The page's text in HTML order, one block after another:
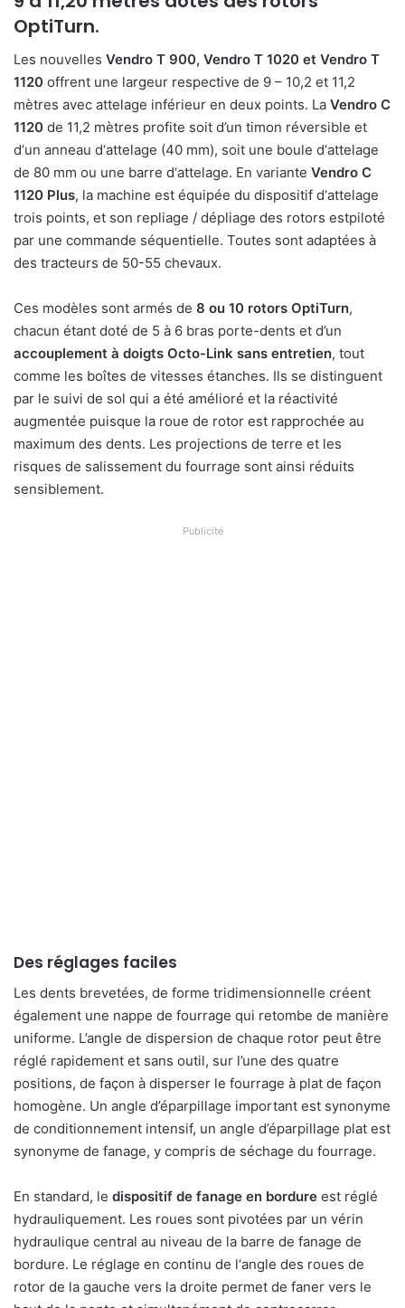
OptiTurn.
Les nouvelles Vendro T 900, Vendro T 1020 et Vendro T
1120 offrent une largeur respective de 9 – 10,2 et 11,2
mètres avec attelage inférieur en deux points. La Vendro C
1120 de 11,2 mètres profite soit d’un timon réversible et
d‘un anneau d‘attelage (40 mm), soit une boule d‘attelage
de 80 mm ou une barre d‘attelage. En variante Vendro C
1120 Plus, la machine est équipée du dispositif d‘attelage
trois points, et son repliage / dépliage des rotors estpiloté
par une commande séquentielle. Toutes sont adaptées à
des tracteurs de 50-55 chevaux.
Ces modèles sont armés de 8 ou 10 rotors OptiTurn,
chacun étant doté de 5 à 6 bras porte-dents et d’un
accouplement à doigts Octo-Link sans entretien, tout
comme les boîtes de vitesses étanches. Ils se distinguent
par le suivi de sol qui a été amélioré et la réactivité
augmentée puisque la roue de rotor est rapprochée au
maximum des dents. Les projections de terre et les
risques de salissement du fourrage sont ainsi réduits
sensiblement.
Publicité
Des réglages faciles
Les dents brevetées, de forme tridimensionnelle créent
également une nappe de fourrage qui retombe de manière
uniforme. L’angle de dispersion de chaque rotor peut être
réglé rapidement et sans outil, sur l’une des quatre
positions, de façon à disperser le fourrage à plat de façon
homogène. Un angle d’éparpillage important est synonyme
de conditionnement intensif, un angle d’éparpillage plat est
synonyme de fanage, y compris de séchage du fourrage.
En standard, le dispositif de fanage en bordure est réglé
hydrauliquement. Les roues sont pivotées par un vérin
hydraulique central au niveau de la barre de fanage de
bordure. Le réglage en continu de l‘angle des roues de
rotor de la gauche vers la droite permet de faner vers le